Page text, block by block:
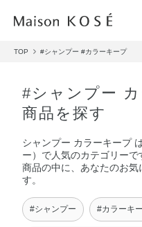
TOP #シャンプー #カラーキープ
#シャンプー
商品を探す
シャンプー カラーキープ
ー）で人気のカテゴリー
商品の中に、あなたのお
す。
#シャンプー #カラーキ